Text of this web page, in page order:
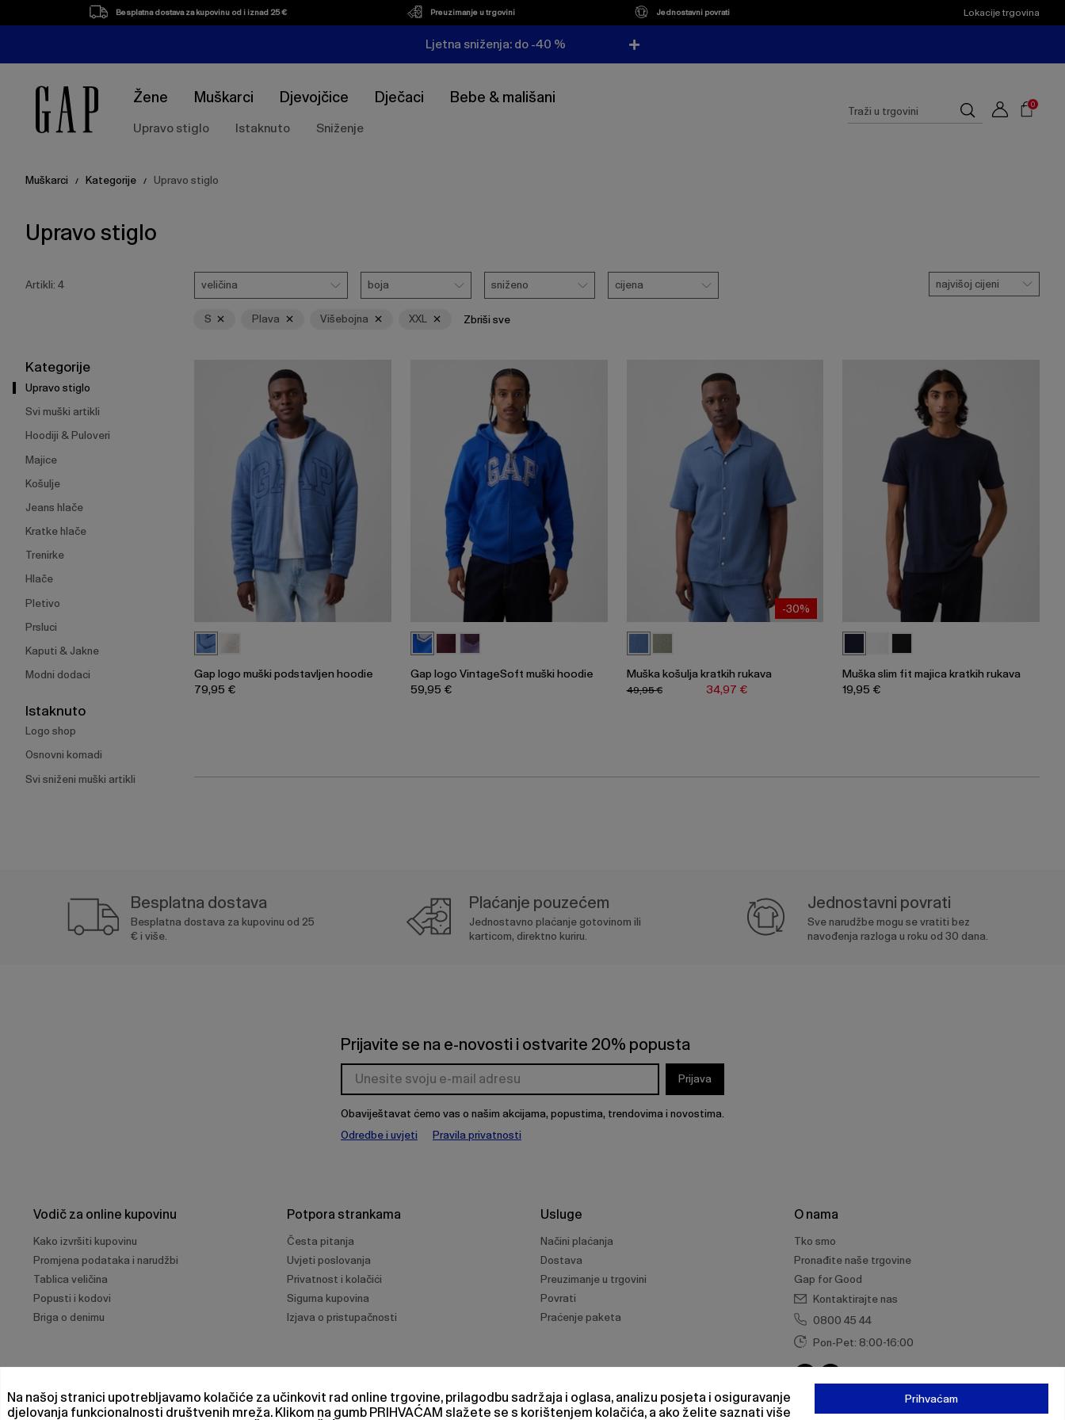
Besplatna dostava za kupovinu od i iznad 25 € Preuzimanje u trgovini Jednostavni povrati Lokacije trgovina
Ljetna sniženja: do -40 %
Žene Muškarci Djevojčice Dječaci Bebe & mališani
Upravo stiglo Istaknuto Sniženje
Suggested
site
content
Traži
u
0
Muškarci / Kategorije / Upravo stiglo
Upravo stiglo
tipku
širenje
izbornika.
Artikli: 4
Veličina
veličina
Boja
boja
Sniženo
sniženo
Cijena
cijena najvišoj cijeni
S Plava Višebojna XXL Zbriši sve
Kategorije
Upravo stiglo
Svi muški artikli
Hoodiji & Puloveri
Majice
Košulje
Jeans hlače
Kratke hlače
Trenirke
Hlače
Pletivo
Prsluci
Kaputi & Jakne
Modni dodaci
Istaknuto
Logo shop
Osnovni komadi
Svi sniženi muški artikli
Popis
proizvoda
Gap logo muški podstavljen hoodie
79,95 €
Gap logo VintageSoft muški hoodie
59,95 €
-30%
Muška košulja kratkih rukava
34,97 €
49,95 €
Muška slim fit majica kratkih rukava
19,95 €
Besplatna dostava
Besplatna dostava za kupovinu od 25
€ i više.
Plaćanje pouzećem
Jednostavno plaćanje gotovinom ili
karticom, direktno kuriru.
Jednostavni povrati
Sve narudžbe mogu se vratiti bez
navođenja razloga u roku od 30 dana.
Prijavite se na e-novosti i ostvarite 20% popusta
Prijava
Obaviještavat ćemo vas o našim akcijama, popustima, trendovima i novostima.
Odredbe i uvjeti
Pravila privatnosti
Vodič za online kupovinu
Kako izvršiti kupovinu
Promjena podataka i narudžbi
Tablica veličina
Popusti i kodovi
Briga o denimu
Potpora strankama
Česta pitanja
Uvjeti poslovanja
Privatnost i kolačići
Sigurna kupovina
Izjava o pristupačnosti
Usluge
Načini plaćanja
Dostava
Preuzimanje u trgovini
Povrati
Praćenje paketa
O nama
Tko smo
Pronađite naše trgovine
Gap for Good
Kontaktirajte nas
0800 45 44
Pon-Pet: 8:00-16:00
Na našoj stranici upotrebljavamo kolačiće za učinkovit rad online trgovine, prilagodbu sadržaja i oglasa, analizu posjeta i osiguravanje
djelovanja funkcionalnosti društvenih mreža. Klikom na gumb PRIHVAĆAM slažete se s korištenjem kolačića, a ako želite saznati više
Prihvaćam